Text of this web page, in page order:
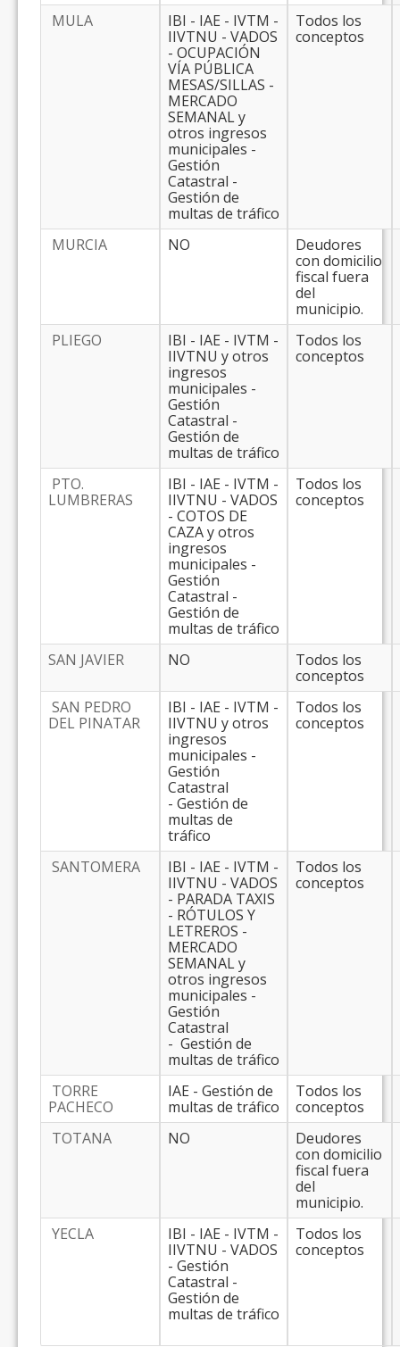
MULA
IBI - IAE - IVTM -
IIVTNU - VADOS
- OCUPACIÓN
VÍA PÚBLICA
MESAS/SILLAS -
MERCADO
SEMANAL y
otros ingresos
municipales -
Gestión
Catastral -
Gestión de
multas de tráfico
Todos los
conceptos
MURCIA NO
Deudores
con domicilio
fiscal fuera
del
municipio.
PLIEGO
IBI - IAE - IVTM -
IIVTNU y otros
ingresos
municipales -
Gestión
Catastral -
Gestión de
multas de tráfico
Todos los
conceptos
PTO.
LUMBRERAS
IBI - IAE - IVTM -
IIVTNU - VADOS
- COTOS DE
CAZA y otros
ingresos
municipales -
Gestión
Catastral -
Gestión de
multas de tráfico
Todos los
conceptos
SAN JAVIER NO
Todos los
conceptos
SAN PEDRO
DEL PINATAR
IBI - IAE - IVTM -
IIVTNU y otros
ingresos
municipales -
Gestión
Catastral
- Gestión de
multas de
tráfico
Todos los
conceptos
SANTOMERA
IBI - IAE - IVTM -
IIVTNU - VADOS
- PARADA TAXIS
- RÓTULOS Y
LETREROS -
MERCADO
SEMANAL y
otros ingresos
municipales -
Gestión
Catastral
- Gestión de
multas de tráfico
Todos los
conceptos
TORRE
PACHECO
IAE - Gestión de
multas de tráfico
Todos los
conceptos
TOTANA
NO
Deudores
con domicilio
fiscal fuera
del
municipio.
YECLA
IBI - IAE - IVTM -
IIVTNU - VADOS
- Gestión
Catastral -
Gestión de
multas de tráfico
Todos los
conceptos